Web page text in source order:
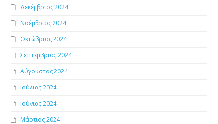
Δεκέμβριος 2024
Νοέμβριος 2024
Οκτώβριος 2024
Σεπτέμβριος 2024
Αύγουστος 2024
Ιούλιος 2024
Ιούνιος 2024
Μάρτιος 2024